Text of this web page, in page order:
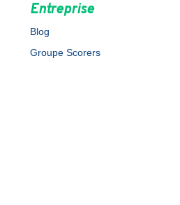
Entreprise
Blog
Groupe Scorers